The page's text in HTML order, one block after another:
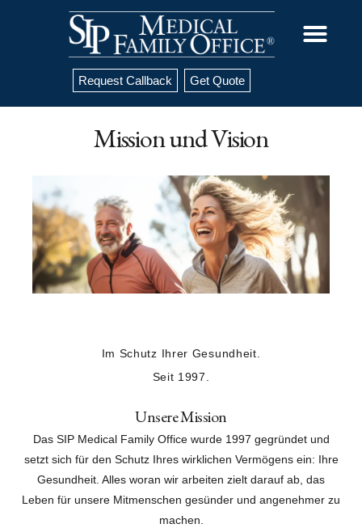
Request Callback Get Quote
Mission und Vision
Im Schutz Ihrer Gesundheit.
Seit 1997.
Unsere Mission
Das SIP Medical Family Office wurde 1997 gegründet und
setzt sich für den Schutz Ihres wirklichen Vermögens ein: Ihre
Gesundheit. Alles woran wir arbeiten zielt darauf ab, das
Leben für unsere Mitmenschen gesünder und angenehmer zu
machen.